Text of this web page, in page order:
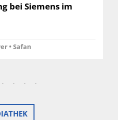
bei Siemens im
• Safan